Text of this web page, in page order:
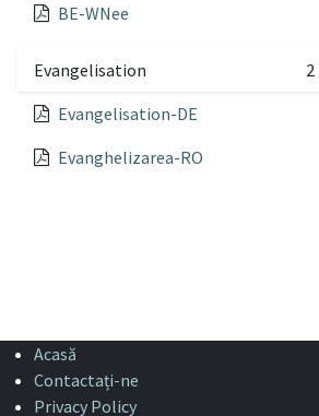
BE-WNee
Evangelisation 2
Evangelisation-DE
Evanghelizarea-RO
Acasă
Contactați-ne
Privacy Policy